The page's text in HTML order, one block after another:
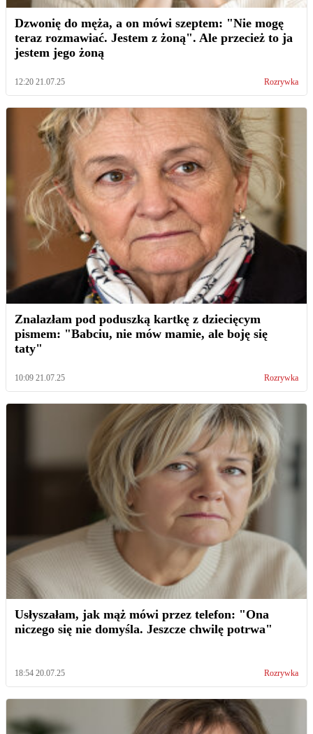
Dzwonię do męża, a on mówi szeptem: "Nie mogę
teraz rozmawiać. Jestem z żoną". Ale przecież to ja
jestem jego żoną
12:20 21.07.25 Rozrywka
Znalazłam pod poduszką kartkę z dziecięcym
pismem: "Babciu, nie mów mamie, ale boję się
taty"
10:09 21.07.25 Rozrywka
Usłyszałam, jak mąż mówi przez telefon: "Ona
niczego się nie domyśla. Jeszcze chwilę potrwa"
18:54 20.07.25 Rozrywka